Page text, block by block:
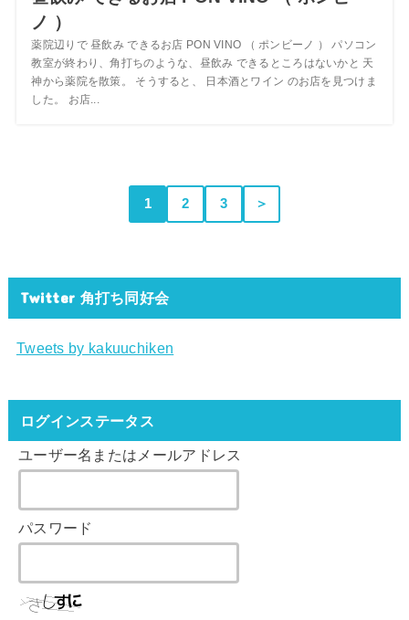
ノ ）
薬院辺りで 昼飲み できるお店 PON VINO （ ポンビーノ ） パソコン
教室が終わり、角打ちのような、昼飲み できるところはないかと 天
神から薬院を散策。 そうすると、 日本酒とワイン のお店を見つけま
した。 お店...
1 2 3 ＞
Twitter 角打ち同好会
Tweets by kakuuchiken
ログインステータス
ユーザー名またはメールアドレス
パスワード